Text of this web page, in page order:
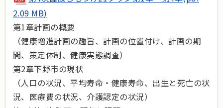
2.09 MB)
第1章計画の概要
（健康増進計画の趣旨、計画の位置付け、計画の期
間、策定体制、健康実態調査）
第2章下野市の現状
（人口の状況、平均寿命・健康寿命、出生と死亡の状
況、医療費の状況、介護認定の状況）